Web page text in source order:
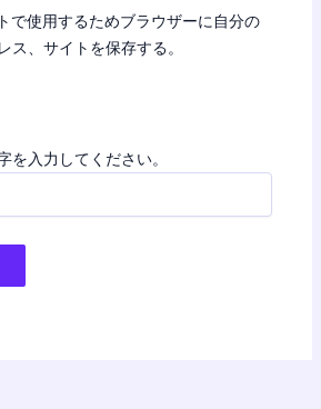
で使用するためブラウザーに自分の
ス、サイトを保存する。
を入力してください。